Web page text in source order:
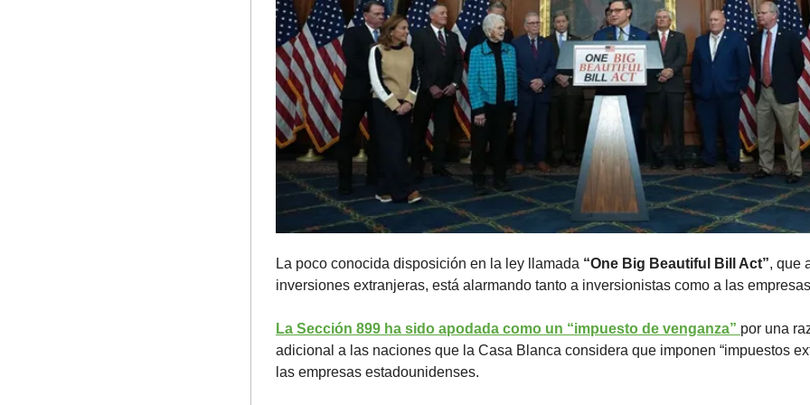
La poco conocida disposición en la ley llamada “One Big Beautiful Bill Act”, que
inversiones extranjeras, está alarmando tanto a inversionistas como a las
La Sección 899 ha sido apodada como un “impuesto de venganza” por una
adicional a las naciones que la Casa Blanca considera que imponen “impuestos
las empresas estadounidenses.